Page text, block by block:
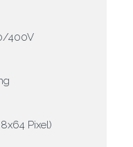
400V
Pixel)